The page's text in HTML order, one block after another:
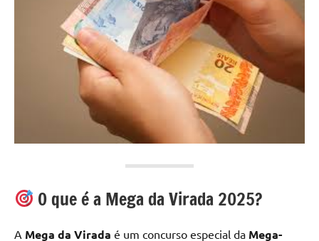
O que é a Mega da Virada 2025?
A Mega da Virada é um concurso especial da Mega-